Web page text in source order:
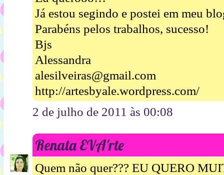
Já estou segindo e postei em meu
Parabéns pelos trabalhos, sucesso!
Bjs
Alessandra
alesilveiras@gmail.com
http://artesbyale.wordpress.com/
2 de julho de 2011 às 00:08
Renata EVA'rte
Quem não quer??? EU QUERO